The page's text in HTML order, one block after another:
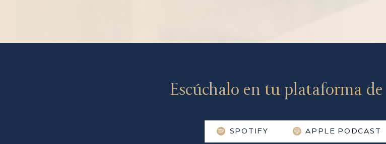
Escúchalo en tu plataforma
SPOTIFY APPLE PODCAST